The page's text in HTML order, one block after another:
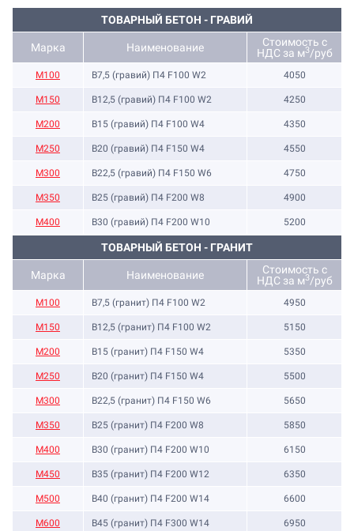
ТОВАРНЫЙ БЕТОН - ГРАВИЙ
Марка Наименование
Стоимость с
НДС за м3/руб
M100 B7,5 (гравий) П4 F100 W2 4050
М150 B12,5 (гравий) П4 F100 W2 4250
М200 B15 (гравий) П4 F100 W4 4350
М250 B20 (гравий) П4 F150 W4 4550
М300 B22,5 (гравий) П4 F150 W6 4750
М350 B25 (гравий) П4 F200 W8 4900
М400 B30 (гравий) П4 F200 W10 5200
ТОВАРНЫЙ БЕТОН - ГРАНИТ
Марка Наименование
Стоимость с
НДС за м3/руб
M100 B7,5 (гранит) П4 F100 W2 4950
M150 B12,5 (гранит) П4 F100 W2 5150
М200 B15 (гранит) П4 F150 W4 5350
М250 B20 (гранит) П4 F150 W4 5500
М300 B22,5 (гранит) П4 F150 W6 5650
М350 B25 (гранит) П4 F200 W8 5850
М400 B30 (гранит) П4 F200 W10 6150
М450 B35 (гранит) П4 F200 W12 6350
М500 B40 (гранит) П4 F200 W14 6600
М600 B45 (гранит) П4 F300 W14 6950